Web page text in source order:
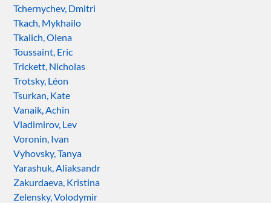
Tchernychev, Dmitri
Tkach, Mykhailo
Tkalich, Olena
Toussaint, Eric
Trickett, Nicholas
Trotsky, Léon
Tsurkan, Kate
Vanaik, Achin
Vladimirov, Lev
Voronin, Ivan
Vyhovsky, Tanya
Yarashuk, Aliaksandr
Zakurdaeva, Kristina
Zelensky, Volodymir